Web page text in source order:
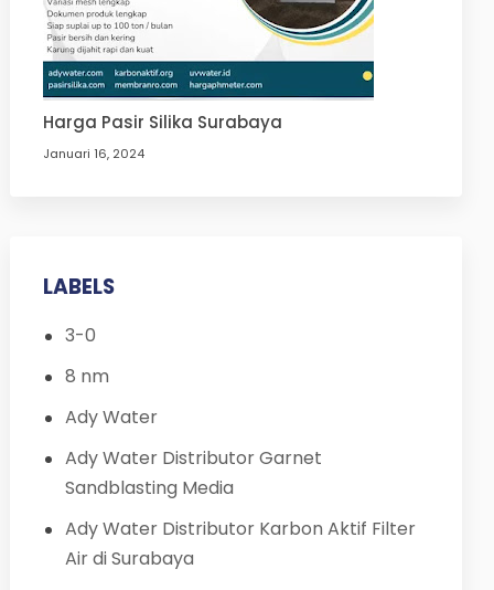
Harga Pasir Silika Surabaya
Januari 16, 2024
LABELS
3-0
8 nm
Ady Water
Ady Water Distributor Garnet
Sandblasting Media
Ady Water Distributor Karbon Aktif Filter
Air di Surabaya